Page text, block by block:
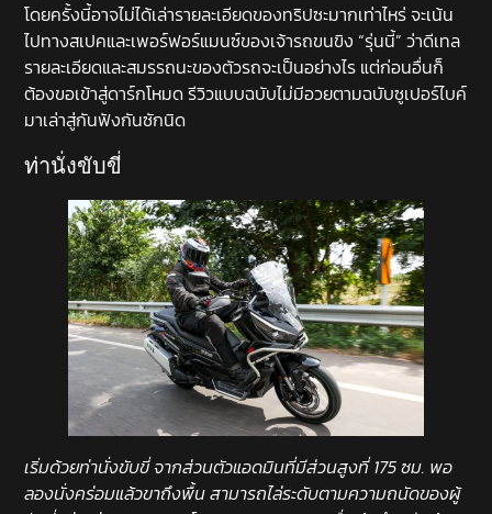
โดยครั้งนี้อาจไม่ได้เล่ารายละเอียดของทริปซะมากเท่าไหร่ จะเน้น
ไปทางสเปคและเพอร์ฟอร์แมนซ์ของเจ้ารถขนขิง “รุ่นนี้” ว่าดีเทล
รายละเอียดและสมรรถนะของตัวรถจะเป็นอย่างไร แต่ก่อนอื่นก็
ต้องขอเข้าสู่ดาร์กโหมด รีวิวแบบฉบับไม่มีอวยตามฉบับซูเปอร์ไบค์
มาเล่าสู่กันฟังกันซักนิด
ท่านั่งขับขี่
เริ่มด้วยท่านั่งขับขี่ จากส่วนตัวแอดมินที่มีส่วนสูงที่ 175 ซม. พอ
ลองนั่งคร่อมแล้วขาถึงพื้น สามารถไล่ระดับตามความถนัดของผู้